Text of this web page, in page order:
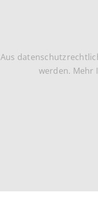
Aus
werden. Mehr